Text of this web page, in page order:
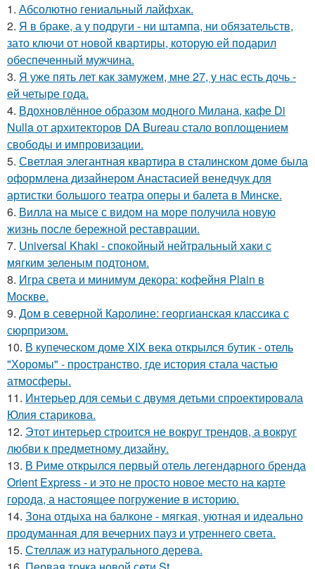
1. Абсолютно гениальный лайфхак.
2. Я в браке, а у подруги - ни штампа, ни обязательств,
зато ключи от новой квартиры, которую ей подарил
обеспеченный мужчина.
3. Я уже пять лет как замужем, мне 27, у нас есть дочь -
ей четыре года.
4. Вдохновлённое образом модного Милана, кафе Di
Nulla от архитекторов DA Bureau стало воплощением
свободы и импровизации.
5. Светлая элегантная квартира в сталинском доме была
оформлена дизайнером Анастасией венедчук для
артистки большого театра оперы и балета в Минске.
6. Вилла на мысе с видом на море получила новую
жизнь после бережной реставрации.
7. Universal Khaki - спокойный нейтральный хаки с
мягким зеленым подтоном.
8. Игра света и минимум декора: кофейня Plain в
Москве.
9. Дом в северной Каролине: георгианская классика с
сюрпризом.
10. В купеческом доме XIX века открылся бутик - отель
"Хоромы" - пространство, где история стала частью
атмосферы.
11. Интерьер для семьи с двумя детьми спроектировала
Юлия старикова.
12. Этот интерьер строится не вокруг трендов, а вокруг
любви к предметному дизайну.
13. В Риме открылся первый отель легендарного бренда
Orient Express - и это не просто новое место на карте
города, а настоящее погружение в историю.
14. Зона отдыха на балконе - мягкая, уютная и идеально
продуманная для вечерних пауз и утреннего света.
15. Стеллаж из натурального дерева.